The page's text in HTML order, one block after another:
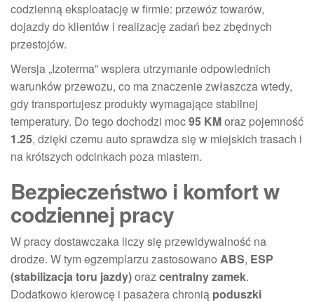
codzienną eksploatację w firmie: przewóz towarów,
dojazdy do klientów i realizację zadań bez zbędnych
przestojów.
Wersja „Izoterma” wspiera utrzymanie odpowiednich
warunków przewozu, co ma znaczenie zwłaszcza wtedy,
gdy transportujesz produkty wymagające stabilnej
temperatury. Do tego dochodzi moc95 KMoraz pojemność
1.25, dzięki czemu auto sprawdza się w miejskich trasach i
na krótszych odcinkach poza miastem.
Bezpieczeństwo i komfort w
codziennej pracy
W pracy dostawczaka liczy się przewidywalność na
drodze. W tym egzemplarzu zastosowano ABS, ESP
(stabilizacja toru jazdy)orazcentralny zamek.
Dodatkowo kierowcę i pasażera chronią poduszki